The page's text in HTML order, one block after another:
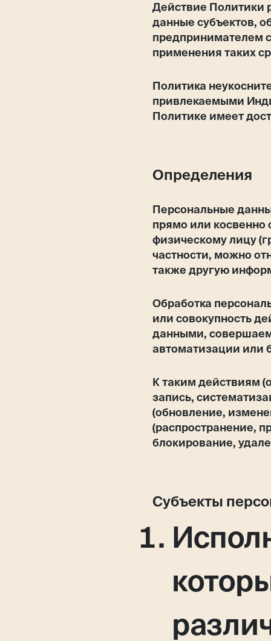
ОтзывыFAQ
+7 925 836 16 98
Большая Новодмитровская,
Действие Политики
данные субъектов,
предпринимателем
применения таких
Политика
привлекаемыми
Политике имеет
Определения
Персональные
прямо или
физическому лицу
частности, можно
также другую
Обработка
или совокупность
данными,
автоматизации или
К таким действиям
запись,
(обновление,
(распространение,
блокирование,
Субъекты